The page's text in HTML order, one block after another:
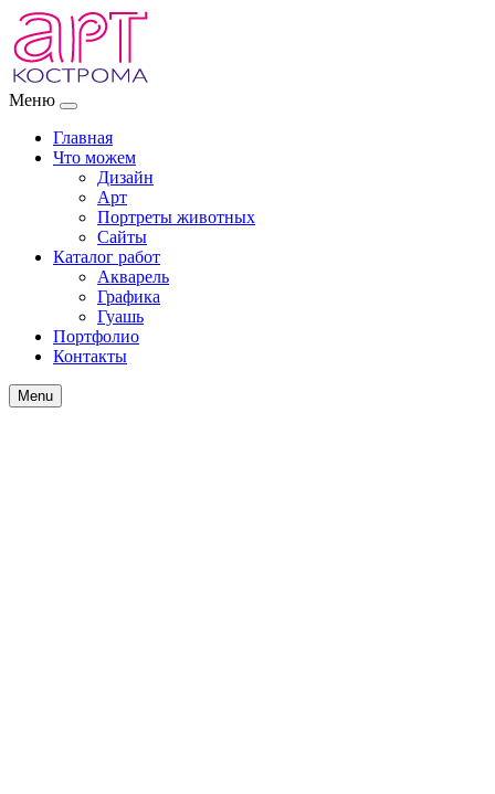
Меню
Главная
Что можем
Дизайн
Арт
Портреты животных
Сайты
Каталог работ
Акварель
Графика
Гуашь
Портфолио
Контакты
Menu